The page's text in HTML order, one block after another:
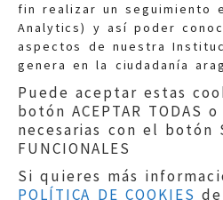
fin realizar un seguimiento
Analytics) y así poder
aspectos de nuestra
genera en la ciudadanía
Puede aceptar estas
botón ACEPTAR TODAS
necesarias con el botón
FUNCIONALES
Si quieres más
POLÍTICA DE COOKIES
Teléfonos:900 210